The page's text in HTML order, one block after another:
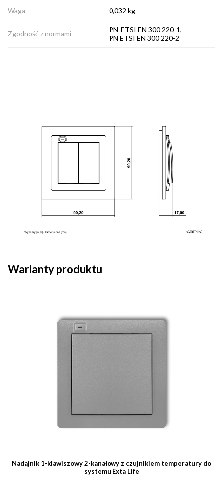
Waga 0,032 kg
Zgodność z normami
PN-ETSI EN 300 220-1,
PN ETSI EN 300 220-2
Warianty produktu
Nadajnik 1-klawiszowy 2-kanałowy z czujnikiem temperatury do
systemu Exta Life